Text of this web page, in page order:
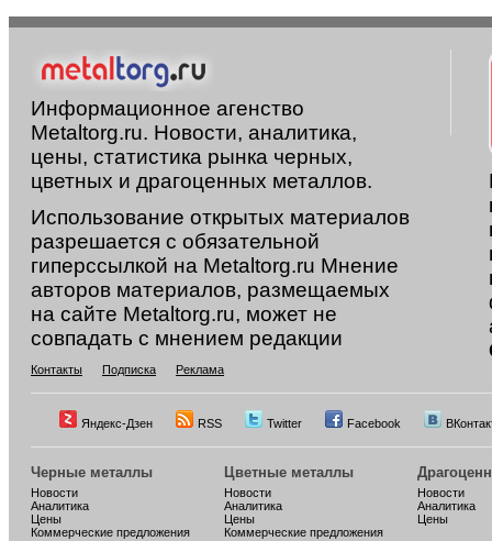
Информационное агенство
Metaltorg.ru. Новости, аналитика,
цены, статистика рынка черных,
цветных и драгоценных металлов.
Использование открытых материалов
разрешается с обязательной
гиперссылкой на Metaltorg.ru Мнение
авторов материалов, размещаемых
на сайте Metaltorg.ru, может не
совпадать с мнением редакции
Контакты Подписка Реклама
Яндекс-Дзен RSS Twitter Facebook
Черные металлы
Новости
Аналитика
Цены
Коммерческие предложения
Цветные металлы
Новости
Аналитика
Цены
Коммерческие предложения
Новости
Аналитика
Цены